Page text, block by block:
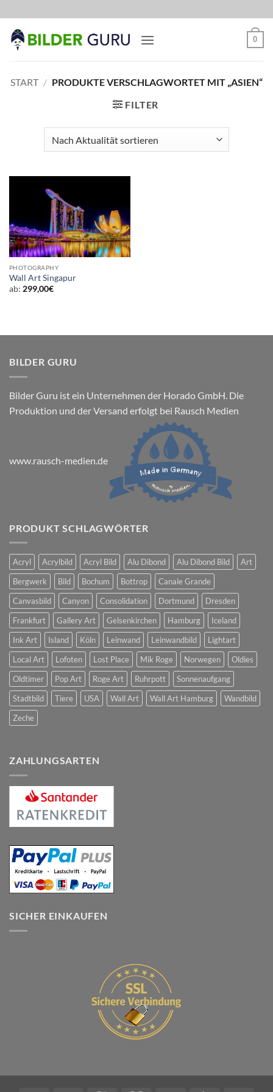
Inhalt
springen
0
START / PRODUKTE VERSCHLAGWORTET MIT „ASIEN“
FILTER
PHOTOGRAPHY
Wall Art Singapur
ab: 299,00€
BILDER GURU
Bilder Guru ist ein Unternehmen der Horado GmbH. Die
Produktion und der Versand erfolgt bei Rausch Medien
www.rausch-medien.de
PRODUKT SCHLAGWÖRTER
Acryl Acrylbild Acryl Bild Alu Dibond Alu Dibond Bild
Art
Bergwerk
Bild Bochum Bottrop
Canale Grande
Canvasbild
Canyon Consolidation Dortmund
Dresden
Frankfurt
Gallery Art Gelsenkirchen Hamburg
Iceland
Ink Art
Island Köln Leinwand Leinwandbild
Lightart
Local Art
Lofoten Lost Place Mik Roge Norwegen
Oldies
Oldtimer
Pop Art Roge Art Ruhrpott
Sonnenaufgang
Stadtbild
Tiere USA Wall Art Wall Art Hamburg
Wandbild
Zeche
ZAHLUNGSARTEN
SICHER EINKAUFEN